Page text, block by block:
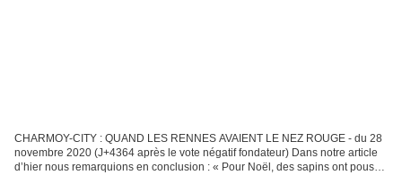
CHARMOY-CITY : QUAND LES RENNES AVAIENT LE NEZ ROUGE - du 28
novembre 2020 (J+4364 après le vote négatif fondateur) Dans notre article
d’hier nous remarquions en conclusion : « Pour Noël, des sapins ont poussé